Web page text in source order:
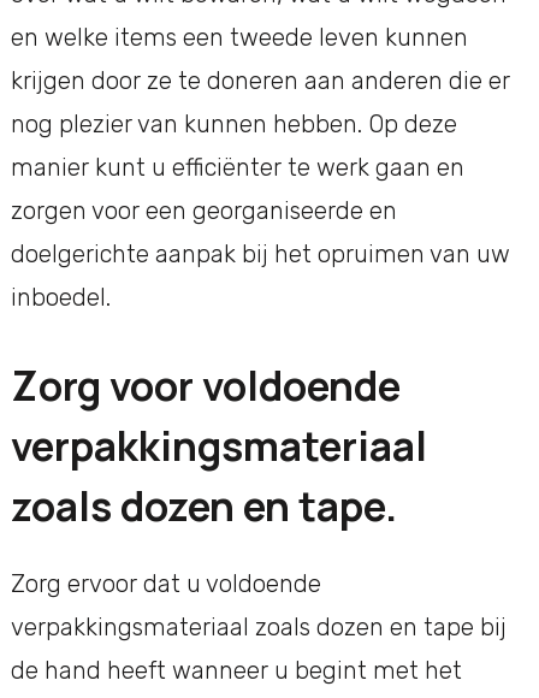
en welke items een tweede leven kunnen
krijgen door ze te doneren aan anderen die er
nog plezier van kunnen hebben. Op deze
manier kunt u efficiënter te werk gaan en
zorgen voor een georganiseerde en
doelgerichte aanpak bij het opruimen van uw
inboedel.
Zorg voor voldoende
verpakkingsmateriaal
zoals dozen en tape.
Zorg ervoor dat u voldoende
verpakkingsmateriaal zoals dozen en tape bij
de hand heeft wanneer u begint met het